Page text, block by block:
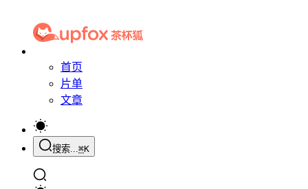
首页
片单
文章
搜索...⌘K